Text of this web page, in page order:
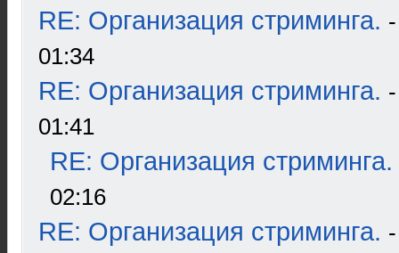
RE: Организация стриминга.
01:34
RE: Организация стриминга.
01:41
RE: Организация стриминга.
02:16
RE: Организация стриминга.